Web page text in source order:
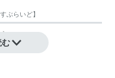
ぶらいど】
ライド